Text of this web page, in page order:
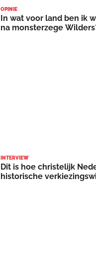
OPINIE
In wat voor land ben ik
na monsterzege
INTERVIEW
Dit is hoe christelijk
historische